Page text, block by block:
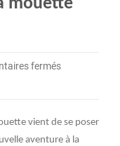
mouette
ferméssur
3
de
vient de se poser
aventure à la